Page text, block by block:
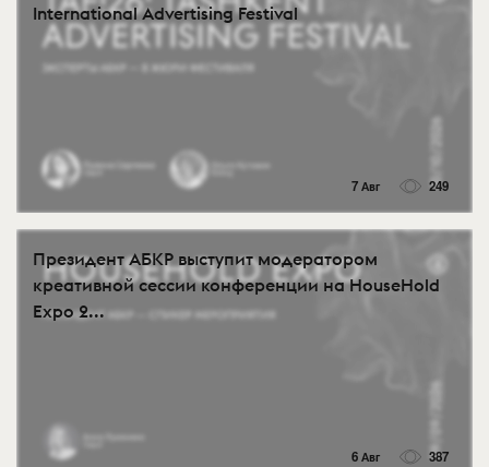
International Advertising Festival
7 Авг 249
Президент АБКР выступит модератором
креативной сессии конференции на HouseHold
Expo 2...
6 Авг 387